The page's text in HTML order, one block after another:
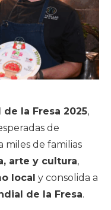
de la Fresa 2025,
de
miles de familias
arte y cultura,
local y consolida a
de la Fresa.